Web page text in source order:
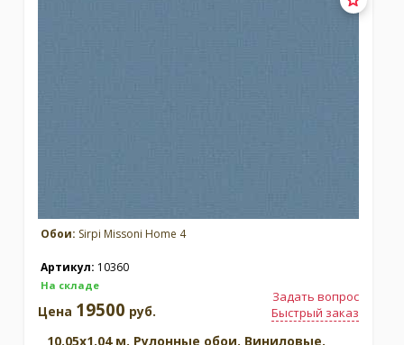
Обои: Sirpi Missoni Home 4
Артикул: 10360
На складе
Задать вопрос
Быстрый заказ
Цена 19500 руб.
10.05x1.04 м. Рулонные обои. Виниловые.